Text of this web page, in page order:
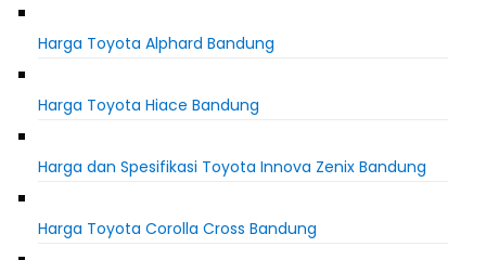
Harga Toyota Alphard Bandung
Harga Toyota Hiace Bandung
Harga dan Spesifikasi Toyota Innova Zenix Bandung
Harga Toyota Corolla Cross Bandung